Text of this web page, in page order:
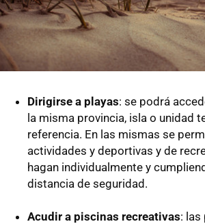
Dirigirse a playas: se podrá
la misma provincia, isla o unidad
referencia. En las mismas se
actividades y deportivas y de
hagan individualmente y
distancia de seguridad.
Acudir a piscinas recreativas: las